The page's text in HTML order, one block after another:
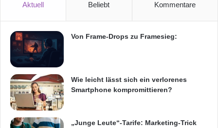
Aktuell Beliebt Kommentare
Von Frame-Drops zu Framesieg:
Wie leicht lässt sich ein verlorenes
Smartphone kompromittieren?
„Junge Leute“-Tarife: Marketing-Trick